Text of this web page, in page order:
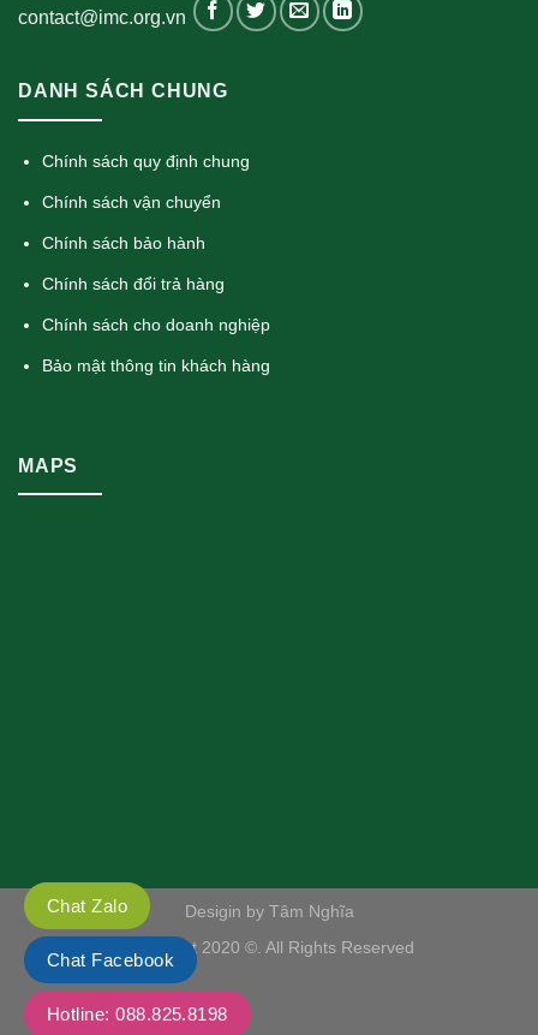
contact@imc.org.vn
DANH SÁCH CHUNG
Chính sách quy định chung
Chính sách vận chuyển
Chính sách bảo hành
Chính sách đổi trả hàng
Chính sách cho doanh nghiệp
Bảo mật thông tin khách hàng
MAPS
Desigin by Tâm Nghĩa
Copyright 2020 ©. All Rights Reserved
Chat Zalo
Chat Facebook
Hotline: 088.825.8198